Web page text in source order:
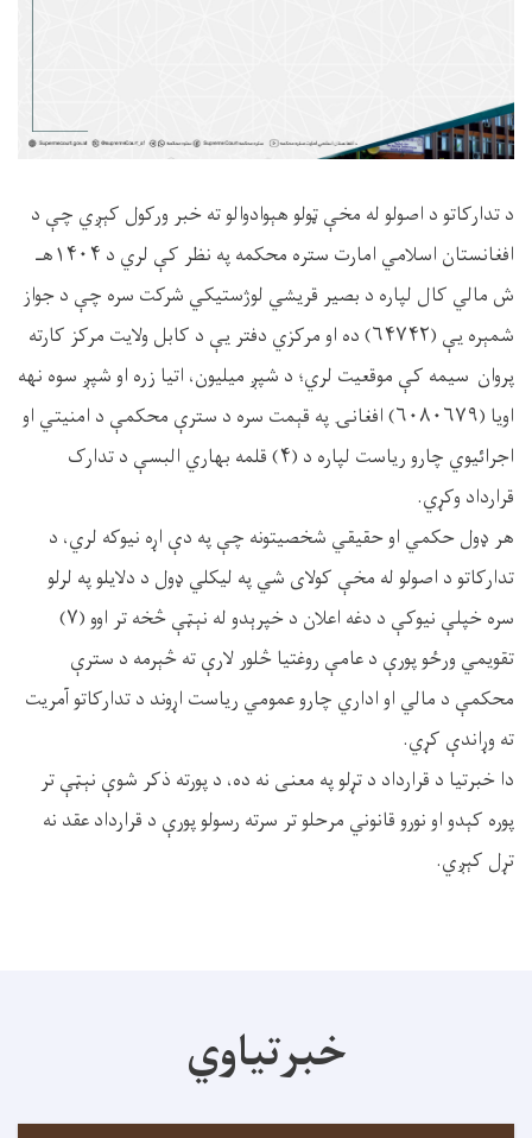
د تدارکاتو د اصولو له مخې ټولو هېوادوالو ته خبر ورکول کېږي چې د
افغانستان اسلامي امارت ستره محکمه په نظر کې لري د ۱۴۰۴هـ
ش مالي کال لپاره د بصیر قریشي لوژستیکي شرکت سره چې د جواز
شمېره یې (۶۴۷۴۲) ده او مرکزي دفتر یې د کابل ولایت مرکز کارته
پروان سیمه کې موقعیت لري؛ د شپږ میلیون، اتیا زره او شپږ سوه نهه
اویا (۶۰۸۰۶۷۹) افغانۍ په قېمت سره د سترې محکمې د امنیتي او
اجرائیوي چارو ریاست لپاره د (۴) قلمه بهاري البسې د تدارک
قرارداد وکړي.
هر ډول حکمي او حقیقي شخصیتونه چې په دې اړه نیوکه لري، د
تدارکاتو د اصولو له مخې کولای شي په لیکلي ډول د دلایلو په لرلو
سره خپلې نیوکې د دغه اعلان د خپرېدو له نېټې څخه تر اوو (۷)
تقویمي ورځو پورې د عامې روغتیا څلور لارې ته څېرمه د سترې
محکمې د مالي او اداري چارو عمومي ریاست اړوند د تدارکاتو آمریت
ته وړاندې کړي.
دا خبرتیا د قرارداد د تړلو په معنی نه ده، د پورته ذکر شوې نېټې تر
پوره کېدو او نورو قانوني مرحلو تر سرته رسولو پورې د قرارداد عقد نه
تړل کېږي.
خبرتیاوي